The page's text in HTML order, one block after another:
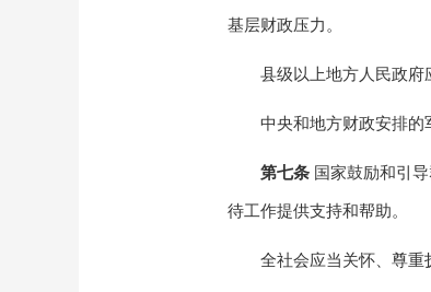
基层财政压力。
县级以上地方人民政府
中央和地方财政安排的
第七条 国家鼓励和引
待工作提供支持和帮助。
全社会应当关怀、尊重